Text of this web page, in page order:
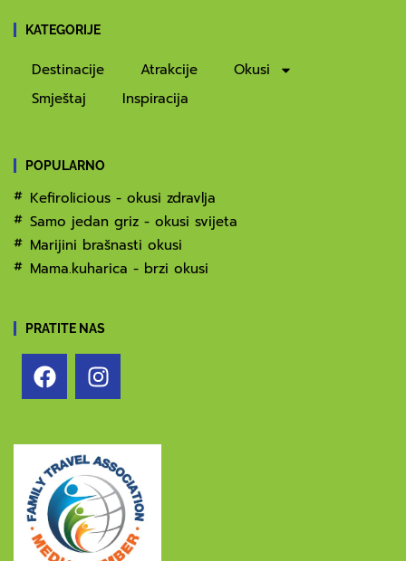
KATEGORIJE
Destinacije Atrakcije
Okusi
Smještaj
Inspiracija
POPULARNO
Kefirolicious - okusi zdravlja
Samo jedan griz - okusi svijeta
Marijini brašnasti okusi
Mama.kuharica - brzi okusi
PRATITE NAS